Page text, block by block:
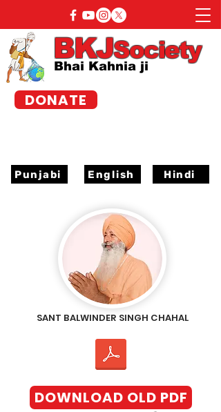
DONATE
Bhai Kahnia ji
BKJSociety
Punjabi English Hindi
SANT BALWINDER SINGH CHAHAL
DOWNLOAD OLD PDF